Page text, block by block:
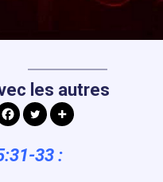
les autres
33 :